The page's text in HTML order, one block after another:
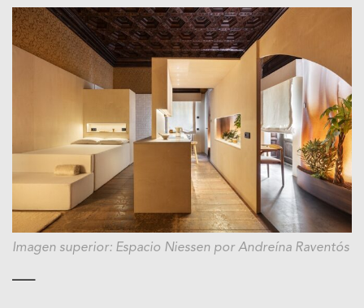
Imagen superior: Espacio Niessen por Andreína Raventós
—–